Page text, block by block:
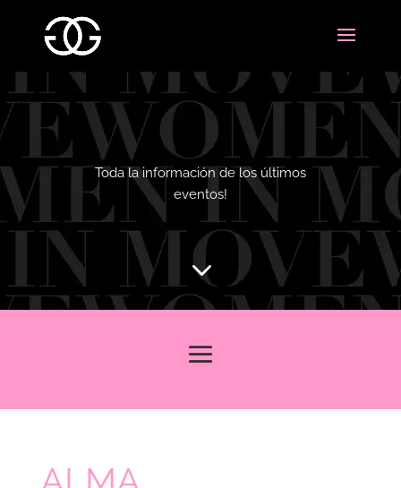
Toda la información de los últimos
eventos!
3